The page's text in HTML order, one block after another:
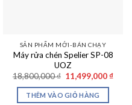
SẢN PHẨM MỚI-BÁN CHẠY
Máy rửa chén Spelier SP-08
UOZ
18,800,000₫ Giá
gốc
là:
18,800,000 ₫.
11,499,000 ₫Giá
THÊM VÀO GIỎ HÀNG